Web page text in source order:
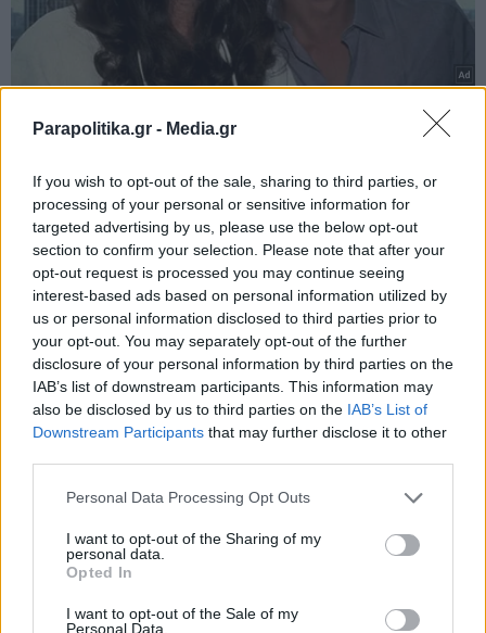
Parapolitika.gr - Media.gr
If you wish to opt-out of the sale, sharing to third parties, or
processing of your personal or sensitive information for
targeted advertising by us, please use the below opt-out
section to confirm your selection. Please note that after your
opt-out request is processed you may continue seeing
interest-based ads based on personal information utilized by
us or personal information disclosed to third parties prior to
your opt-out. You may separately opt-out of the further
disclosure of your personal information by third parties on the
IAB’s list of downstream participants. This information may
also be disclosed by us to third parties on the IAB’s List of
Downstream Participants that may further disclose it to other
Personal Data Processing Opt Outs
I want to opt-out of the Sharing of my
personal data.
Opted In
I want to opt-out of the Sale of my
Personal Data.
Εγγραφή στο newsletter
Αποδέχομαι τους
και την πολιτική απορρήτου